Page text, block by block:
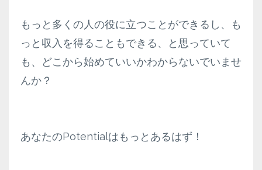
もっと多くの人の役に立つことができるし、も
っと収入を得ることもできる、と思っていて
も、どこから始めていいかわからないでいませ
んか？
あなたのPotentialはもっとあるはず！